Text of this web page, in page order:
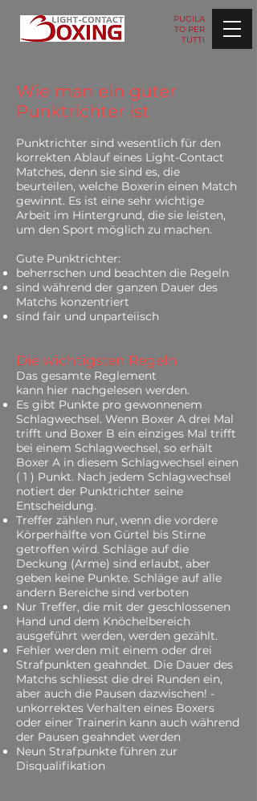
PUGILA
TO PER
TUTTI
Wie man ein guter
Punktrichter ist
Punktrichter sind wesentlich für den
korrekten Ablauf eines Light-Contact
Matches, denn sie sind es, die
beurteilen, welche Boxerin einen Match
gewinnt. Es ist eine sehr wichtige
Arbeit im Hintergrund, die sie leisten,
um den Sport möglich zu machen.
Gute Punktrichter:
beherrschen und beachten die Regeln
sind während der ganzen Dauer des
Matchs konzentriert
sind fair und unparteiisch
Die wichtigsten Regeln
Das gesamte Reglement
kann hier nachgelesen werden.
Es gibt Punkte pro gewonnenem
Schlagwechsel. Wenn Boxer A drei Mal
trifft und Boxer B ein einziges Mal trifft
bei einem Schlagwechsel, so erhält
Boxer A in diesem Schlagwechsel einen
( 1 ) Punkt. Nach jedem Schlagwechsel
notiert der Punktrichter seine
Entscheidung.
Treffer zählen nur, wenn die vordere
Körperhälfte von Gürtel bis Stirne
getroffen wird. Schläge auf die
Deckung (Arme) sind erlaubt, aber
geben keine Punkte. Schläge auf alle
andern Bereiche sind verboten
Nur Treffer, die mit der geschlossenen
Hand und dem Knöchelbereich
ausgeführt werden, werden gezählt.
Fehler werden mit einem oder drei
Strafpunkten geahndet. Die Dauer des
Matchs schliesst die drei Runden ein,
aber auch die Pausen dazwischen! -
unkorrektes Verhalten eines Boxers
oder einer Trainerin kann auch während
der Pausen geahndet werden
Neun Strafpunkte führen zur
Disqualifikation